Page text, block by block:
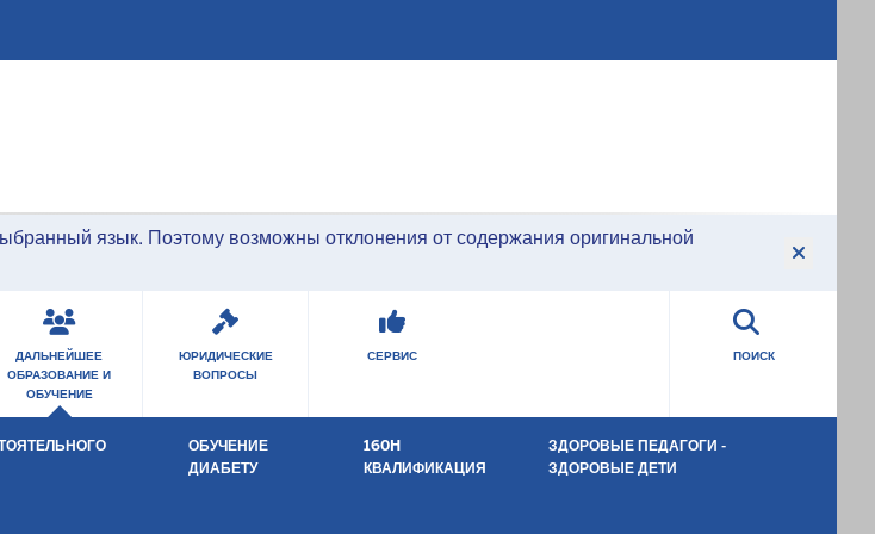
язык. Поэтому возможны отклонения от содержания оригинальной
ДАЛЬНЕЙШЕЕ
ОБРАЗОВАНИЕ И
ОБУЧЕНИЕ
ЮРИДИЧЕСКИЕ
ВОПРОСЫ
СЕРВИС ПОИСК
Open Submenu
ОБУЧЕНИЕ
ДИАБЕТУ
160H
КВАЛИФИКАЦИЯ
ЗДОРОВЫЕ ПЕДАГОГИ -
ЗДОРОВЫЕ ДЕТИ